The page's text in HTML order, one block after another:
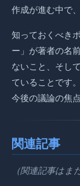
作成が進む中で
知っておくべき
ー」が著者の名
ないこと、そし
ていることです
今後の議論の焦
関連記事
（関連記事はま